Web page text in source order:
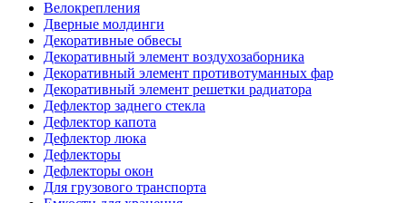
Велокрепления
Дверные молдинги
Декоративные обвесы
Декоративный элемент воздухозаборника
Декоративный элемент противотуманных фар
Декоративный элемент решетки радиатора
Дефлектор заднего стекла
Дефлектор капота
Дефлектор люка
Дефлекторы
Дефлекторы окон
Для грузового транспорта